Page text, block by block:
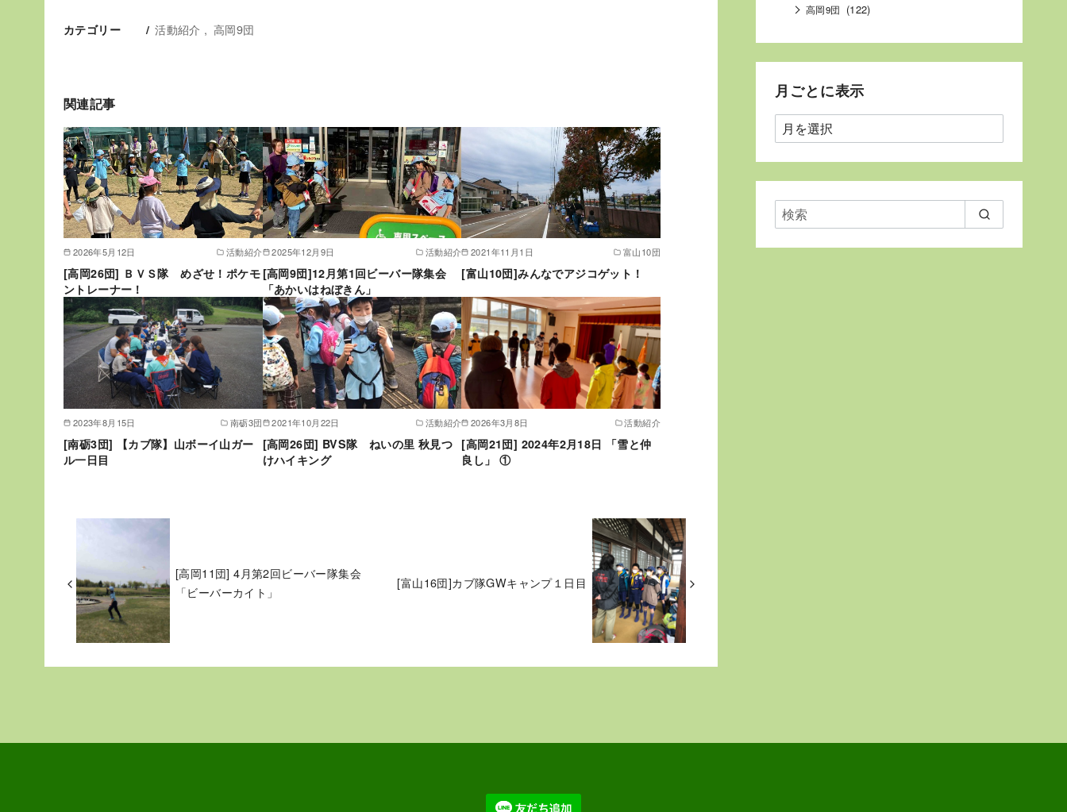
カテゴリー 活動紹介 高岡9団
関連記事
2026年5月12日 活動紹介
[高岡26団] ＢＶＳ隊 めざせ！ポケモ
ントレーナー！
2025年12月9日 活動紹介
[高岡9団]12月第1回ビーバー隊集会
「あかいはねぼきん」
2021年11月1日 富山10団
[富山10団]みんなでアジコゲット！
2023年8月15日 南砺3団
[南砺3団] 【カブ隊】山ボーイ山ガー
ル一日目
2021年10月22日 活動紹介
[高岡26団] BVS隊 ねいの里 秋見つ
けハイキング
2026年3月8日 活動紹介
[高岡21団] 2024年2月18日 「雪と仲
良し」 ①
[高岡11団] 4月第2回ビーバー隊集会
「ビーバーカイト」
[富山16団]カブ隊GWキャンプ１日目
高岡9団 (122)
月ごとに表示
月
ご
と
表
示